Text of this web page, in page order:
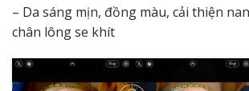
– Da sáng mịn, đồng màu, cải thiện
chân lông se khít